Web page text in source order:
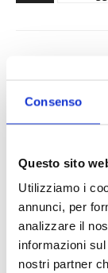
Consenso
Questo sito
Utilizziamo i
annunci, per
analizzare il
informazioni
nostri partner